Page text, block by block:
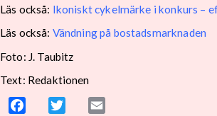
Läs också: Ikoniskt cykelmärke i konkurs –
Läs också: Vändning på bostadsmarknaden
Foto: J. Taubitz
Text: Redaktionen
Facebook Twitter